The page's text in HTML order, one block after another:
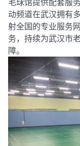
毛球馆提供配套服
动频道在武汉拥有
射全国的专业服务
务，持续为武汉市
障。